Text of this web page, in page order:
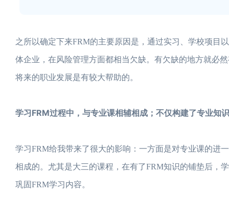
之所以确定下来FRM的主要原因是，通过实习、学校项目
体企业，在风险管理方面都相当欠缺。有欠缺的地方就必
将来的职业发展是有较大帮助的。
学习FRM过程中，与专业课相辅相成；不仅构建了专业知
学习FRM给我带来了很大的影响：一方面是对专业课的进
相成的。尤其是大三的课程，在有了FRM知识的铺垫后，
巩固FRM学习内容。